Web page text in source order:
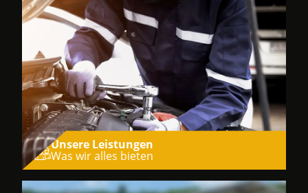
Unsere Leistungen
Was wir alles bieten